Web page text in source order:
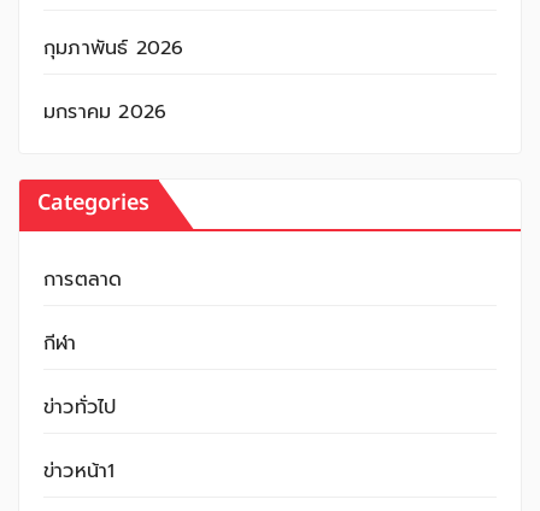
กุมภาพันธ์ 2026
มกราคม 2026
Categories
การตลาด
กีฬา
ข่าวทั่วไป
ข่าวหน้า1